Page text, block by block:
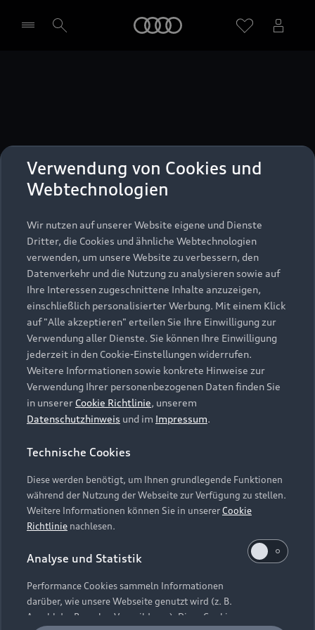
Modelle
Alle Modelle
Modelle vergleichen
Elektromodelle
Plug-in-Hybride
Kaufen & leasen
Neuwagensuche
Gebrauchtwagensuche
Gebrauchtwagen
Finanzierung
Aktionen & Angebote
Geschäftskunden
Service & Zubehör
Saisonale Angebote
Audi Services
Garantie
Support
Kundenservice
Händlersuche
Audi Code
Häufige Fragen (FAQ)
Audi Online Beratung
Online-Terminvereinbarung
Servicekontakt
Bordbuch & Bedienungsanleitungen
Verträge kündigen
Über Audi
Karriere
Investor Relations
Presse & Media Center
Newsletter
© 2026 AUDI AG. Alle Rechte vorbehalten
Impressum Rechtliches
Cookie-Einstellungen
Cookie-Richtlinie
Barrierefreiheit
Digital Services Act
EU Data Act
Verwendung von Cookies und
Webtechnologien
Wir nutzen auf unserer Website eigene und Dienste
Dritter, die Cookies und ähnliche Webtechnologien
verwenden, um unsere Website zu verbessern, den
Datenverkehr und die Nutzung zu analysieren sowie auf
Ihre Interessen zugeschnittene Inhalte anzuzeigen,
einschließlich personalisierter Werbung. Mit einem Klick
auf "Alle akzeptieren" erteilen Sie Ihre Einwilligung zur
Verwendung aller Dienste. Sie können Ihre Einwilligung
jederzeit in den Cookie-Einstellungen widerrufen.
Weitere Informationen sowie konkrete Hinweise zur
Verwendung Ihrer personenbezogenen Daten finden Sie
in unserer Cookie Richtlinie, unserem
Datenschutzhinweis und im Impressum.
Technische Cookies
Diese werden benötigt, um Ihnen grundlegende Funktionen
während der Nutzung der Webseite zur Verfügung zu stellen.
Weitere Informationen können Sie in unsererCookie
Richtlinie nachlesen.
Analyse und Statistik
Performance Cookies sammeln Informationen
darüber, wie unsere Webseite genutzt wird (z. B.
Anzahl der Besuche, Verweildauer). Diese Cookies